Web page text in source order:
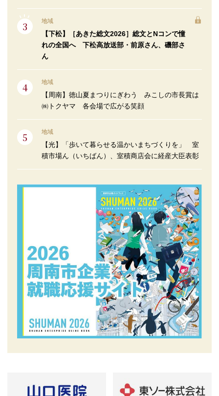
地域
【下松】［あきた総文2026］総文とNコンで憧
れの全国へ 下松高放送部・前原さん、磯部さ
ん
地域
【周南】徳山夏まつりにぎわう みこしの市長賞は
㈱トクヤマ 各会場で広がる笑顔
地域
【光】「歩いて暮らせる温かいまちづくりを」 室
積市場ん（いちばん）、室積商店会に経産大臣表彰